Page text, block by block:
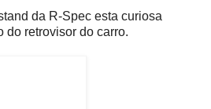
da R-Spec esta curiosa
do retrovisor do carro.